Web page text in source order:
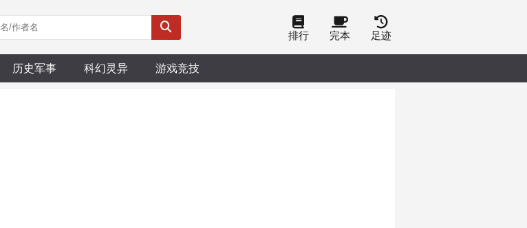
排行 完本 足迹
历史军事 科幻灵异 游戏竞技